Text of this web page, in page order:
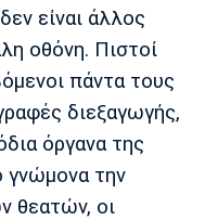
Μαρσέιγ
Τότεναμ
είναι άλλος
οθόνη. Πιστοί
πάντα τους
διεξαγωγής,
όργανα της
γνώμονα την
θεατών, οι